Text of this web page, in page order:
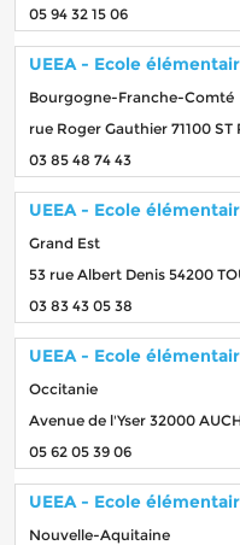
05 94 32 15 06
UEEA - Ecole
Bourgogne-Franche-Comté
rue Roger Gauthier 71100 ST
03 85 48 74 43
UEEA - Ecole
Grand Est
53 rue Albert Denis 54200
03 83 43 05 38
UEEA - Ecole
Occitanie
Avenue de l'Yser 32000
05 62 05 39 06
UEEA - Ecole
Nouvelle-Aquitaine